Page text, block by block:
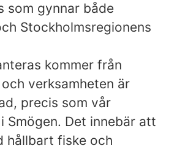
som gynnar både
Stockholmsregionens
kommer från
verksamheten är
precis som vår
Smögen. Det innebär att
hållbart fiske och